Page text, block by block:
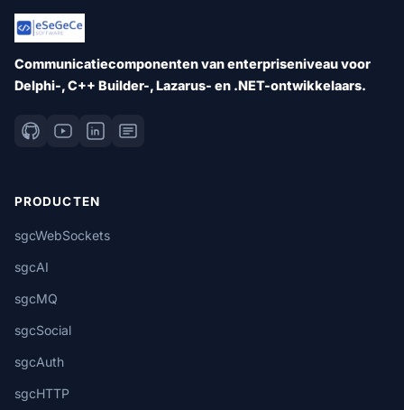
Communicatiecomponenten van enterpriseniveau voor
Delphi-, C++ Builder-, Lazarus- en .NET-ontwikkelaars.
PRODUCTEN
sgcWebSockets
sgcAI
sgcMQ
sgcSocial
sgcAuth
sgcHTTP